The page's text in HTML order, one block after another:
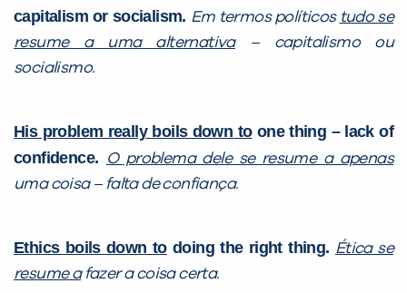
capitalism or socialism. Em termos políticos tudo se
resumea uma alternativa– capitalismo ou
socialismo.
His problem really boils down toone thing – lack of
confidence.
O problema dele se resume a apenas
uma coisa – falta de confiança.
Ethics boils down todoing the right thing. Ética se
resume afazer a coisa certa.